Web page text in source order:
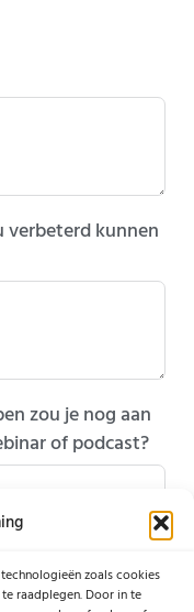
zoals cookies
raadplegen. Door in te
verbeterd kunnen
zou je nog aan
of podcast?
je een korte